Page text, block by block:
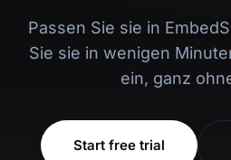
Passen Sie sie in
Sie sie in wenigen
ein, ganz
Start free trial